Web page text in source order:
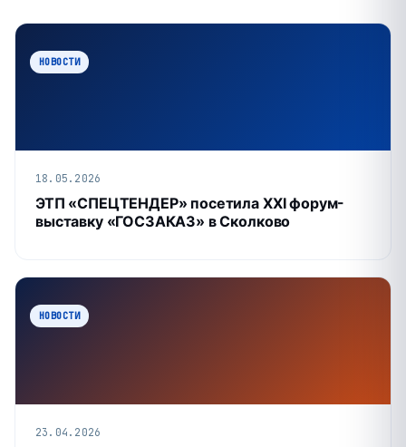
НОВОСТИ
18.05.2026
ЭТП «СПЕЦТЕНДЕР» посетила XXI форум-
выставку «ГОСЗАКАЗ» в Сколково
НОВОСТИ
23.04.2026